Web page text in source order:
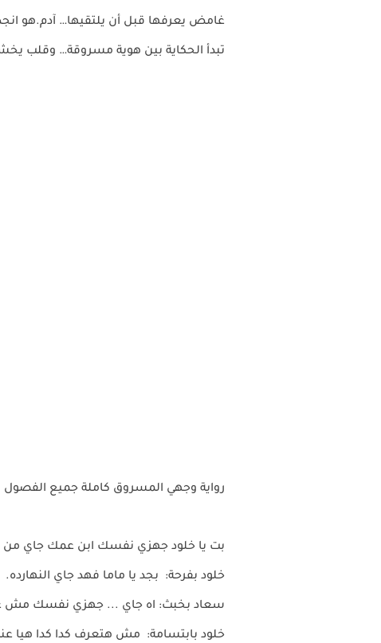
غامض يعرفها قبل أن يلتقيها… آدم.هو
تبدأ الحكاية بين هوية مسروقة… وقلب
رواية وجهي المسروق كاملة جميع الفصول
بت يا خلود جهزي نفسك ابن عمك جاي من
خلود بفرحة: بجد يا ماما فهد جاي النهارده.
سعاد بخبث: اه جاي ... جهزي نفسك مش
خلود بابتسامة: مش هتعرف كدا كدا هيا